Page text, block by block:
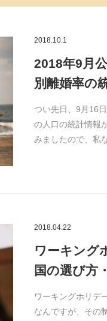
2018.10.1
2018年9月
別離婚率の
つい先日、9月16
の人口の統計情報
みましたので、私
2018.04.22
ワーキング
国の選び方
ワーキングホリデ
なんですが、その